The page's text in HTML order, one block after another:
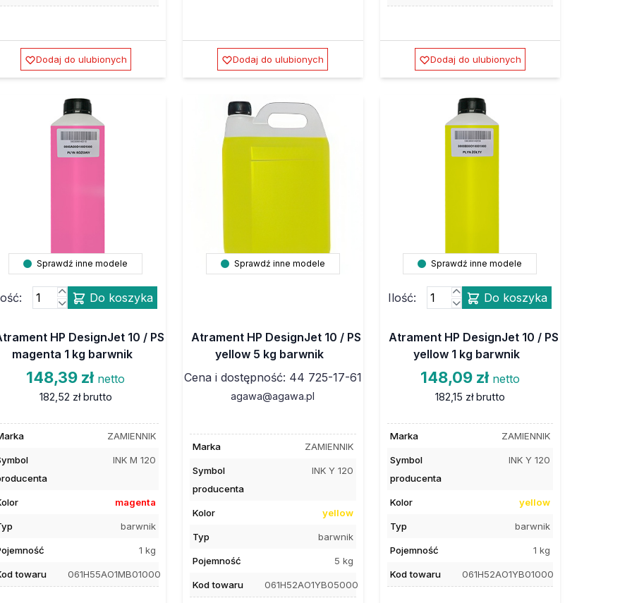
Dodaj do ulubionych Dodaj do ulubionych Dodaj do ulubionych
Sprawdź inne modele
Do koszyka
HP DesignJet 10 / PS
magenta 1 kg barwnik
148,39 zł netto
182,52 zł brutto
ZAMIENNIK
INK M 120
magenta
barwnik
1 kg
towaru 061H55AO1MB01000
Sprawdź inne modele
Atrament HP DesignJet 10 / PS
yellow 5 kg barwnik
Cena i dostępność: 44 725-17-61
agawa@agawa.pl
Marka ZAMIENNIK
Symbol
producenta
INK Y 120
Kolor yellow
Typ barwnik
Pojemność 5 kg
Kod towaru 061H52AO1YB05000
Sprawdź inne modele
Ilość: Do koszyka
Atrament HP DesignJet 10 / PS
yellow 1 kg barwnik
148,09 zł netto
182,15 zł brutto
Marka ZAMIENNIK
Symbol
producenta
INK Y 120
Kolor yellow
Typ barwnik
Pojemność 1 kg
Kod towaru 061H52AO1YB01000